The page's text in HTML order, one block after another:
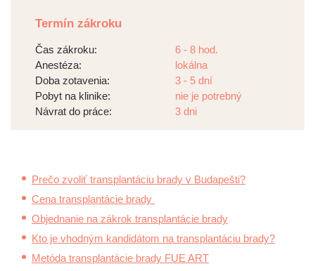
Termín zákroku
Čas zákroku:
6 - 8 hod.
Anestéza:
lokálna
Doba zotavenia:
3 - 5 dní
Pobyt na klinike:
nie je potrebný
Návrat do práce:
3 dni
Prečo zvoliť transplantáciu brady v Budapešti?
Cena transplantácie brady
Objednanie na zákrok transplantácie brady
Kto je vhodným kandidátom na transplantáciu brady?
Metóda transplantácie brady FUE ART